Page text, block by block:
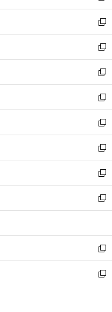
ン
ド
ウ
で
開
く
ウ
ィ
ン
ド
ウ
で
開
く
し
い
ウ
ィ
ン
ド
ウ
で
開
く
新
し
い
ウ
ィ
ン
ド
ウ
で
開
く
新
し
い
ウ
ィ
ン
ド
ウ
で
開
く
新
し
い
ウ
ィ
ン
ド
ウ
で
開
く
新
し
い
ウ
ィ
ン
ド
ウ
で
開
新
し
い
ウ
ィ
ン
ド
ウ
開
く
新
し
い
ウ
ィ
ン
ウ
で
開
く
新
し
い
ウ
ン
ド
ウ
で
新
し
ウ
ィ
ン
ド
新
し
い
新